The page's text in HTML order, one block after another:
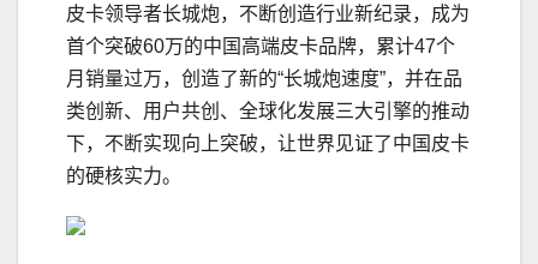
皮卡领导者长城炮，不断创造行业新纪录，成为
首个突破60万的中国高端皮卡品牌，累计47个
月销量过万，创造了新的“长城炮速度”，并在品
类创新、用户共创、全球化发展三大引擎的推动
下，不断实现向上突破，让世界见证了中国皮卡
的硬核实力。